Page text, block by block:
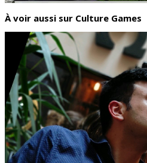
À voir aussi sur Culture Games